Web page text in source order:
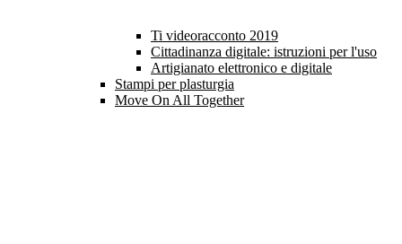
Ti videoracconto 2019
Cittadinanza digitale: istruzioni per l'uso
Artigianato elettronico e digitale
Stampi per plasturgia
Move On All Together